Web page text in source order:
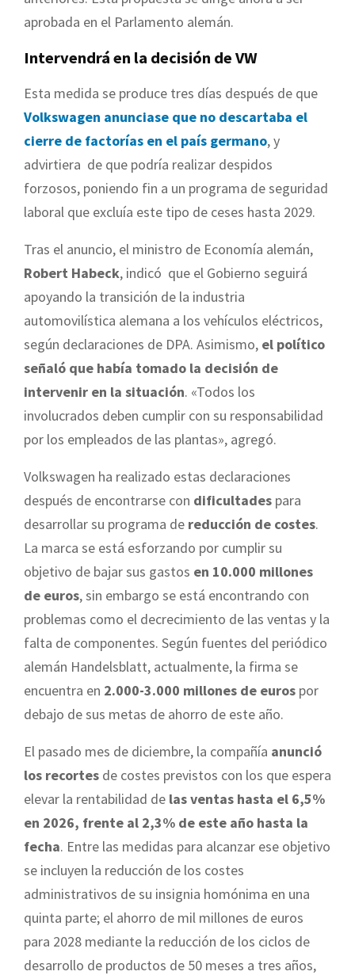
aprobada en el Parlamento alemán.
Intervendrá en la decisión de VW
Esta medida se produce tres días después de que
Volkswagen anunciase que no descartaba el
cierre de factorías en el país germano, y
advirtiera de que podría realizar despidos
forzosos, poniendo fin a un programa de seguridad
laboral que excluía este tipo de ceses hasta 2029.
Tras el anuncio, el ministro de Economía alemán,
Robert Habeck, indicó que el Gobierno seguirá
apoyando la transición de la industria
automovilística alemana a los vehículos eléctricos,
según declaraciones de DPA. Asimismo, el político
señaló que había tomado la decisión de
intervenir en la situación. «Todos los
involucrados deben cumplir con su responsabilidad
por los empleados de las plantas», agregó.
Volkswagen ha realizado estas declaraciones
después de encontrarse con dificultades para
desarrollar su programa de reducción de costes.
La marca se está esforzando por cumplir su
objetivo de bajar sus gastos en 10.000 millones
de euros, sin embargo se está encontrando con
problemas como el decrecimiento de las ventas y la
falta de componentes. Según fuentes del periódico
alemán Handelsblatt, actualmente, la firma se
encuentra en 2.000-3.000 millones de euros por
debajo de sus metas de ahorro de este año.
El pasado mes de diciembre, la compañía anunció
los recortes de costes previstos con los que espera
elevar la rentabilidad de las ventas hasta el 6,5%
en 2026, frente al 2,3% de este año hasta la
fecha. Entre las medidas para alcanzar ese objetivo
se incluyen la reducción de los costes
administrativos de su insignia homónima en una
quinta parte; el ahorro de mil millones de euros
para 2028 mediante la reducción de los ciclos de
desarrollo de productos de 50 meses a tres años,